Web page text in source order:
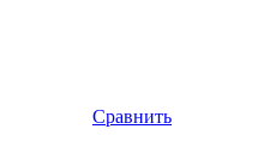
Сравнить